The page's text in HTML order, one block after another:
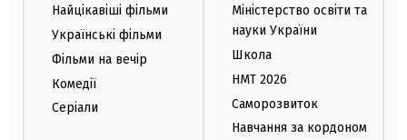
Найцікавіші фільми
Українські фільми
Фільми на вечір
Комедії
Серіали
Міністерство освіти та
науки України
Школа
НМТ 2026
Саморозвиток
Навчання за кордоном